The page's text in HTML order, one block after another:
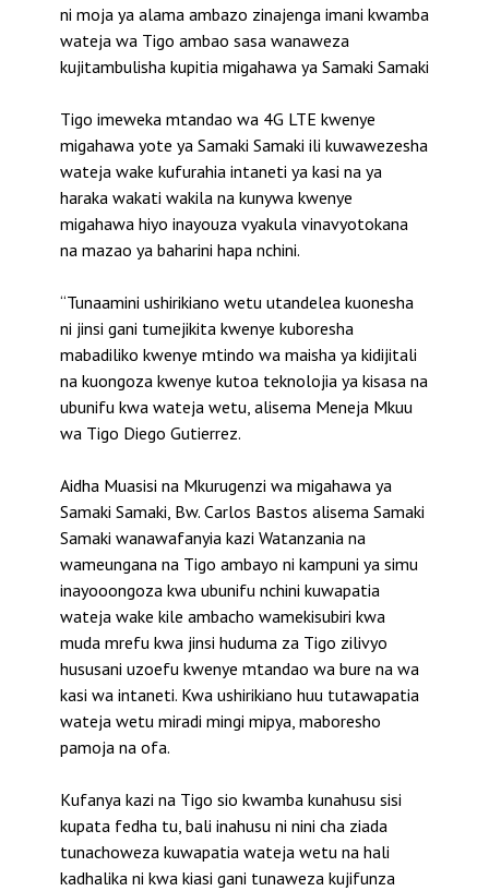
ni moja ya alama ambazo zinajenga imani kwamba
wateja wa Tigo ambao sasa wanaweza
kujitambulisha kupitia migahawa ya Samaki Samaki
Tigo imeweka mtandao wa 4G LTE kwenye
migahawa yote ya Samaki Samaki ili kuwawezesha
wateja wake kufurahia intaneti ya kasi na ya
haraka wakati wakila na kunywa kwenye
migahawa hiyo inayouza vyakula vinavyotokana
na mazao ya baharini hapa nchini.
“Tunaamini ushirikiano wetu utandelea kuonesha
ni jinsi gani tumejikita kwenye kuboresha
mabadiliko kwenye mtindo wa maisha ya kidijitali
na kuongoza kwenye kutoa teknolojia ya kisasa na
ubunifu kwa wateja wetu, alisema Meneja Mkuu
wa Tigo Diego Gutierrez.
Aidha Muasisi na Mkurugenzi wa migahawa ya
Samaki Samaki, Bw. Carlos Bastos alisema Samaki
Samaki wanawafanyia kazi Watanzania na
wameungana na Tigo ambayo ni kampuni ya simu
inayooongoza kwa ubunifu nchini kuwapatia
wateja wake kile ambacho wamekisubiri kwa
muda mrefu kwa jinsi huduma za Tigo zilivyo
hususani uzoefu kwenye mtandao wa bure na wa
kasi wa intaneti. Kwa ushirikiano huu tutawapatia
wateja wetu miradi mingi mipya, maboresho
pamoja na ofa.
Kufanya kazi na Tigo sio kwamba kunahusu sisi
kupata fedha tu, bali inahusu ni nini cha ziada
tunachoweza kuwapatia wateja wetu na hali
kadhalika ni kwa kiasi gani tunaweza kujifunza